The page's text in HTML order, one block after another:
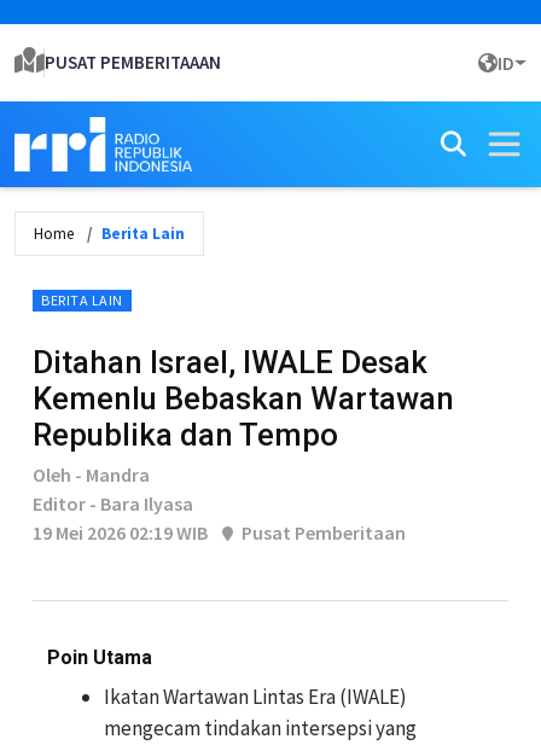
PUSAT PEMBERITAAAN ID
Home Berita Lain
BERITA LAIN
Ditahan Israel, IWALE Desak
Kemenlu Bebaskan Wartawan
Republika dan Tempo
Oleh - Mandra
Editor - Bara Ilyasa
19 Mei 2026 02:19 WIB
Pusat Pemberitaan
Poin Utama
Ikatan Wartawan Lintas Era (IWALE)
mengecam tindakan intersepsi yang